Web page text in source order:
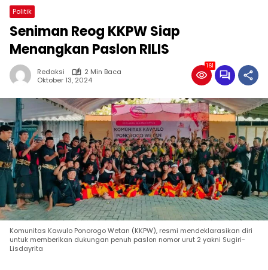
Politik
Seniman Reog KKPW Siap
Menangkan Paslon RILIS
Redaksi
2 Min Baca
Oktober 13, 2024
161
Komunitas Kawulo Ponorogo Wetan (KKPW), resmi mendeklarasikan diri
untuk memberikan dukungan penuh paslon nomor urut 2 yakni Sugiri-
Lisdayrita